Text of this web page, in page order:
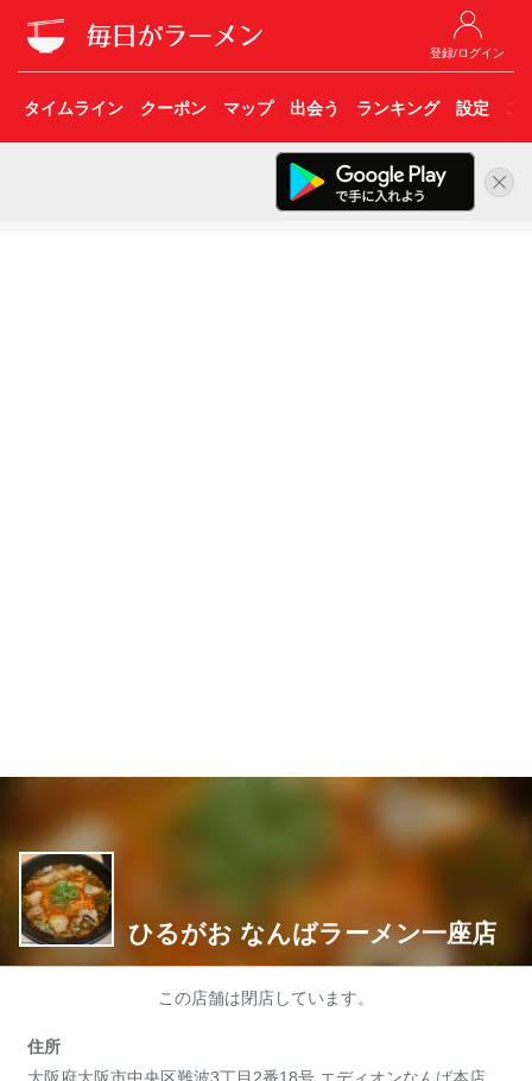
登録/ログイン
タイムライン クーポン マップ 出会う ランキング 設定 こ
ひるがお なんばラーメン一座店
この店舗は閉店しています。
住所